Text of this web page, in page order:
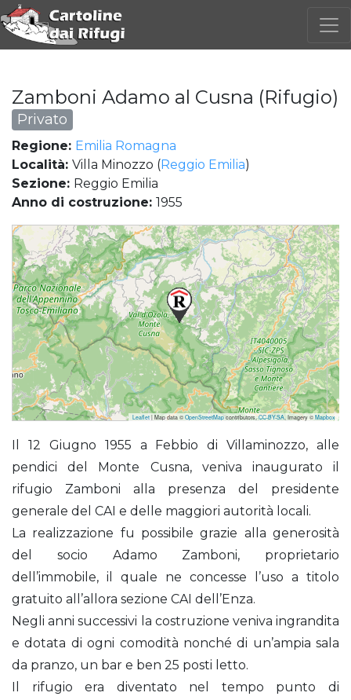
Zamboni Adamo al Cusna (Rifugio)
Privato
Regione: Emilia Romagna
Località: Villa Minozzo (Reggio Emilia)
Sezione: Reggio Emilia
Anno di costruzione: 1955
Leaflet | Map data © OpenStreetMap contributors,CC-BY-SA , Imagery © Mapbox
Il 12 Giugno 1955 a Febbio di Villaminozzo, alle
pendici del Monte Cusna, veniva inaugurato il
rifugio Zamboni alla presenza del presidente
generale del CAI e delle maggiori autorità locali.
La realizzazione fu possibile grazie alla generosità
del socio Adamo Zamboni, proprietario
dell’immobile, il quale ne concesse l’uso a titolo
gratuito all’allora sezione CAI dell’Enza.
Negli anni successivi la costruzione veniva ingrandita
e dotata di ogni comodità nonché di un’ampia sala
da pranzo, un bar e ben 25 posti letto.
Il rifugio era diventato nel tempo punto di